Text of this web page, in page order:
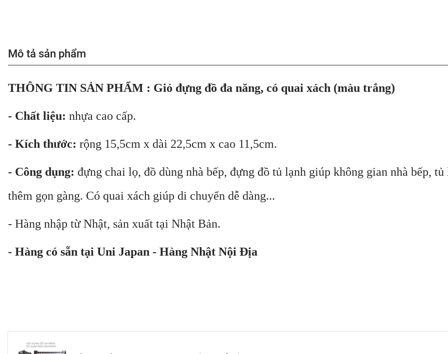
Mô tả sản phẩm
THÔNG TIN SẢN PHẨM : Giỏ đựng đồ đa năng, có quai xách (màu trắng)
- Chất liệu: nhựa cao cấp.
- Kích thước: rộng 15,5cm x dài 22,5cm x cao 11,5cm.
- Công dụng: đựng chai lọ, đồ dùng nhà bếp, đựng đồ tủ lạnh giúp không gian nhà bếp, tủ
thêm gọn gàng. Có quai xách giúp di chuyển dễ dàng...
- Hàng nhập từ Nhật, sản xuất tại Nhật Bản.
- Hàng có sẵn tại Uni Japan - Hàng Nhật Nội Địa